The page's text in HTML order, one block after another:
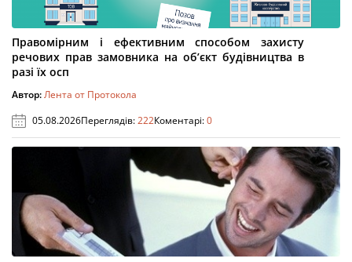
Правомірним і ефективним способом захисту
речових прав замовника на об’єкт будівництва в
разі їх осп
Автор:Лента от Протокола
05.08.2026Переглядів:222Коментарі:0